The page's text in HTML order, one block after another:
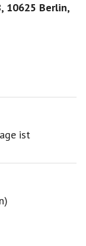
10625 Berlin,
ist
)